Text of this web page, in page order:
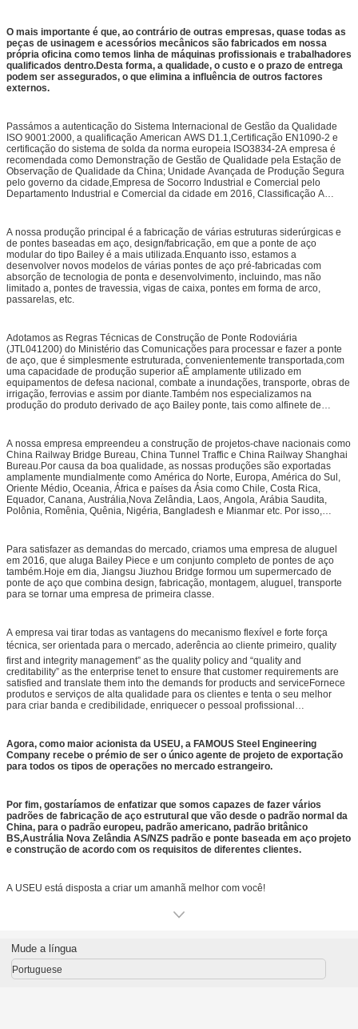
O mais importante é que, ao contrário de outras empresas, quase todas as
peças de usinagem e acessórios mecânicos são fabricados em nossa
própria oficina como temos linha de máquinas profissionais e trabalhadores
qualificados dentro.Desta forma, a qualidade, o custo e o prazo de entrega
podem ser assegurados, o que elimina a influência de outros factores
externos.
Passámos a autenticação do Sistema Internacional de Gestão da Qualidade
ISO 9001:2000, a qualificação American AWS D1.1,Certificação EN1090-2 e
certificação do sistema de solda da norma europeia ISO3834-2A empresa é
recomendada como Demonstração de Gestão de Qualidade pela Estação de
Observação de Qualidade da China; Unidade Avançada de Produção Segura
pelo governo da cidade,Empresa de Socorro Industrial e Comercial pelo
Departamento Industrial e Comercial da cidade em 2016, Classificação A
tempo, declaramos a patente da tecnologia de produção e a produção prática
da ponte equipada de aço estrada para o Escritório Nacional de Direitos de
Propriedade do Conhecimento.
A nossa produção principal é a fabricação de várias estruturas siderúrgicas e
de pontes baseadas em aço, design/fabricação, em que a ponte de aço
modular do tipo Bailey é a mais utilizada.Enquanto isso, estamos a
desenvolver novos modelos de várias pontes de aço pré-fabricadas com
absorção de tecnologia de ponta e desenvolvimento, incluindo, mas não
limitado a, pontes de travessia, vigas de caixa, pontes em forma de arco,
passarelas, etc.
Adotamos as Regras Técnicas de Construção de Ponte Rodoviária
(JTL041200) do Ministério das Comunicações para processar e fazer a ponte
de aço, que é simplesmente estruturada, convenientemente transportada,com
uma capacidade de produção superior aÉ amplamente utilizado em
equipamentos de defesa nacional, combate a inundações, transporte, obras de
irrigação, ferrovias e assim por diante.Também nos especializamos na
produção do produto derivado de aço Bailey ponte, tais como alfinete de
acessórios de usinagem de Bailey tipo ponte são feitos por nós mesmos, que
pode controlar a qualidade, custo e tempo de entrega.
A nossa empresa empreendeu a construção de projetos-chave nacionais como
China Railway Bridge Bureau, China Tunnel Traffic e China Railway Shanghai
Bureau.Por causa da boa qualidade, as nossas produções são exportadas
amplamente mundialmente como América do Norte, Europa, América do Sul,
Oriente Médio, Oceania, África e países da Ásia como Chile, Costa Rica,
Equador, Canana, Austrália,Nova Zelândia, Laos, Angola, Arábia Saudita,
Polônia, Romênia, Quênia, Nigéria, Bangladesh e Mianmar etc. Por isso,
Para satisfazer as demandas do mercado, criamos uma empresa de aluguel
em 2016, que aluga Bailey Piece e um conjunto completo de pontes de aço
também.Hoje em dia, Jiangsu Jiuzhou Bridge formou um supermercado de
ponte de aço que combina design, fabricação, montagem, aluguel, transporte
para se tornar uma empresa de primeira classe.
A empresa vai tirar todas as vantagens do mecanismo flexível e forte força
técnica, ser orientada para o mercado, aderência ao cliente primeiro, quality
first and integrity management” as the quality policy and “quality and
creditability” as the enterprise tenet to ensure that customer requirements are
satisfied and translate them into the demands for products and serviceFornece
produtos e serviços de alta qualidade para os clientes e tenta o seu melhor
para criar banda e credibilidade, enriquecer o pessoal profissional
Agora, como maior acionista da USEU, a FAMOUS Steel Engineering
Company recebe o prémio de ser o único agente de projeto de exportação
para todos os tipos de operações no mercado estrangeiro.
Por fim, gostaríamos de enfatizar que somos capazes de fazer vários
padrões de fabricação de aço estrutural que vão desde o padrão normal da
China, para o padrão europeu, padrão americano, padrão britânico
BS,Austrália Nova Zelândia AS/NZS padrão e ponte baseada em aço projeto
e construção de acordo com os requisitos de diferentes clientes.
A USEU está disposta a criar um amanhã melhor com você!
Mude a língua
Portuguese